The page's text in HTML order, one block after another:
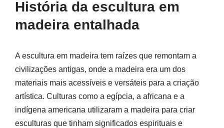
História da escultura em
madeira entalhada
A escultura em madeira tem raízes que remontam a
civilizações antigas, onde a madeira era um dos
materiais mais acessíveis e versáteis para a criação
artística. Culturas como a egípcia, a africana e a
indígena americana utilizaram a madeira para criar
esculturas que tinham significados espirituais e